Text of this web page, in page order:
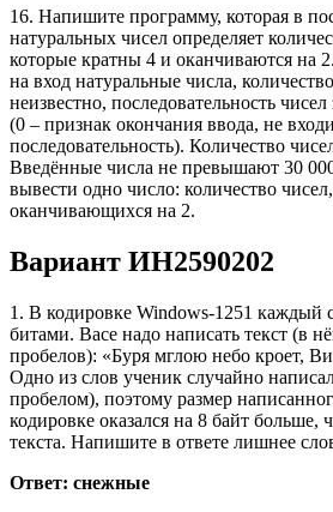
16. Напишите программу, которая в
натуральных чисел определяет
которые кратны 4 и оканчиваются на
на вход натуральные числа,
неизвестно, последовательность
(0 – признак окончания ввода, не
последовательность). Количество
Введённые числа не превышают 30
вывести одно число: количество
оканчивающихся на 2.
Вариант ИН2590202
1. В кодировке Windows-1251 каждый
битами. Васе надо написать текст (в
пробелов): «Буря мглою небо кроет,
Одно из слов ученик случайно
пробелом), поэтому размер
кодировке оказался на 8 байт больше,
текста. Напишите в ответе лишнее
Ответ: снежные